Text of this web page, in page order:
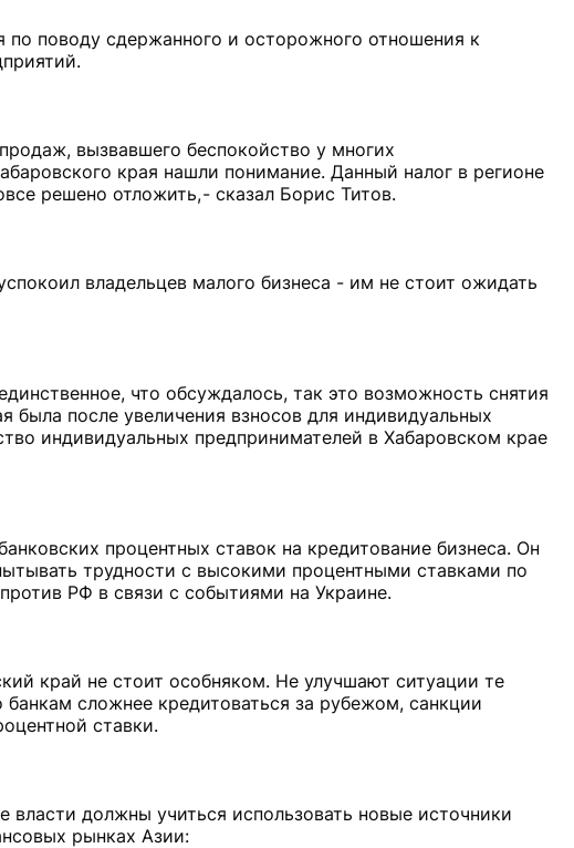
поводу сдержанного и осторожного отношения к
вызвавшего беспокойство у многих
края нашли понимание. Данный налог в регионе
решено отложить, - сказал Борис Титов.
владельцев малого бизнеса - им не стоит ожидать
что обсуждалось, так это возможность снятия
была после увеличения взносов для индивидуальных
индивидуальных предпринимателей в Хабаровском крае
процентных ставок на кредитование бизнеса. Он
трудности с высокими процентными ставками по
РФ в связи с событиями на Украине.
край не стоит особняком. Не улучшают ситуации те
сложнее кредитоваться за рубежом, санкции
ставки.
должны учиться использовать новые источники
рынках Азии: